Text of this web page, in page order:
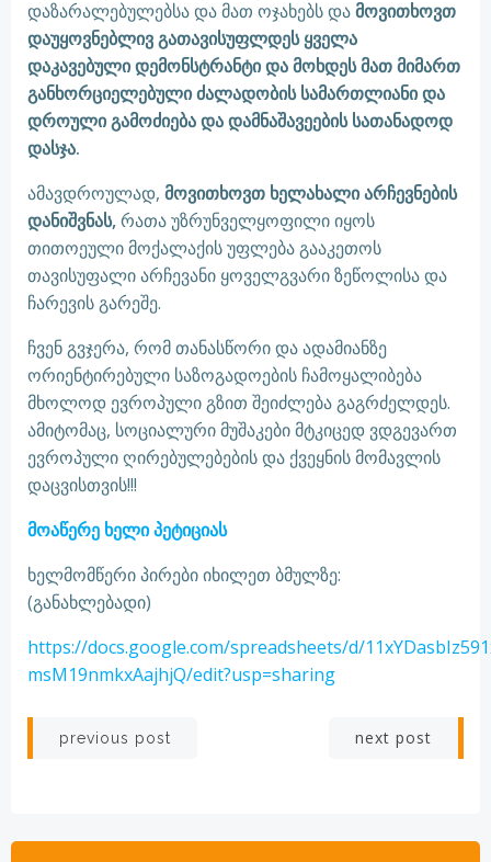
დაზარალებულებსა და მათ ოჯახებს დამოვითხოვთ
დაუყოვნებლივ გათავისუფლდეს ყველა
დაკავებული დემონსტრანტი და მოხდეს მათ მიმართ
განხორციელებული ძალადობის სამართლიანი და
დროული გამოძიება და დამნაშავეების სათანადოდ
დასჯა.
ამავდროულად, მოვითხოვთ ხელახალი არჩევნების
დანიშვნას,რათა უზრუნველყოფილი იყოს
თითოეული მოქალაქის უფლება გააკეთოს
თავისუფალი არჩევანი ყოველგვარი ზეწოლისა და
ჩარევის გარეშე.
ჩვენ გვჯერა, რომ თანასწორი და ადამიანზე
ორიენტირებული საზოგადოების ჩამოყალიბება
მხოლოდ ევროპული გზით შეიძლება გაგრძელდეს.
ამიტომაც, სოციალური მუშაკები მტკიცედ ვდგევართ
ევროპული ღირებულებების და ქვეყნის მომავლის
დაცვისთვის!!!
მოაწერე ხელი პეტიციას
ხელმომწერი პირები იხილეთ ბმულზე:
(განახლებადი)
https://docs.google.com/spreadsheets/d/
msM19nmkxAajhjQ/edit?usp=sharing
Post
previous post next post